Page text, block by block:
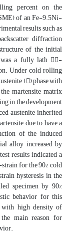
percent on the
of an Fe-9.5Ni-
results such as
diffraction
of the initial
a fully lath -
Under cold rolling
() phase with
martensite matrix
in the development
austenite inherited
due to have a
of the induced
alloy increased by
results indicated a
for the 90% cold
hysteresis in the
specimen by 90%
behavior for this
with high density of
main reason for